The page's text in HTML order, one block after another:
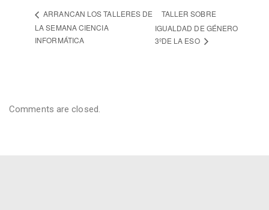
ARRANCAN LOS TALLERES DE
LA SEMANA CIENCIA
INFORMÁTICA
TALLER SOBRE
IGUALDAD DE GÉNERO
3ºDE LA ESO
Comments are closed.